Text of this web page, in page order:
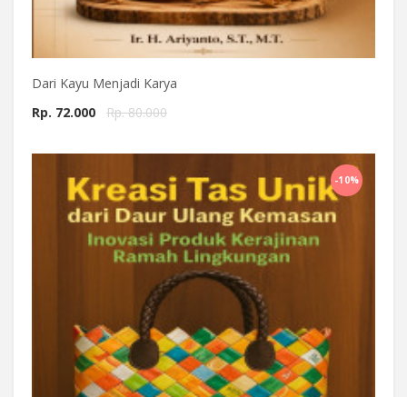
Dari Kayu Menjadi Karya
Rp. 72.000
Rp. 80.000
-10%
Beli Sekarang